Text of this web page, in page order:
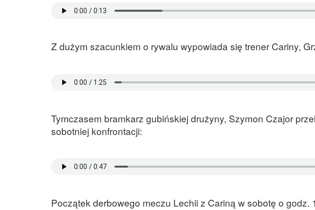
Z dużym szacunkiem o rywalu wypowiada się trener Cariny,
Tymczasem bramkarz gubińskiej drużyny, Szymon Czajor
sobotniej konfrontacji:
Początek derbowego meczu Lechii z Cariną w sobotę o